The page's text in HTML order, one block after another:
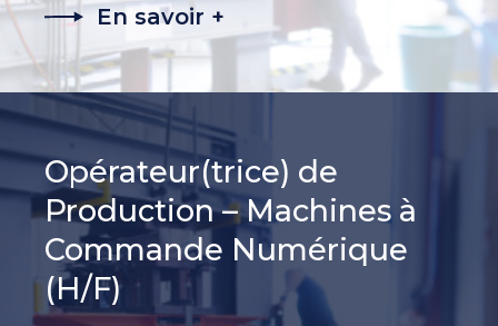
En savoir +
Opérateur(trice) de
Production – Machines à
Commande Numérique
(H/F)